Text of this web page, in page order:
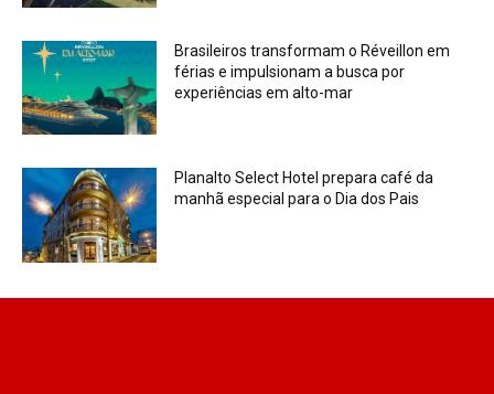
Brasileiros transformam o Réveillon em
férias e impulsionam a busca por
experiências em alto-mar
Planalto Select Hotel prepara café da
manhã especial para o Dia dos Pais